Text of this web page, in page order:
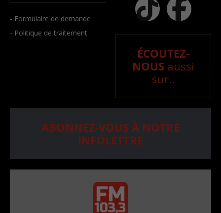
- Formulaire de demande
- Politique de traitement
ÉCOUTEZ-
NOUS aussi
sur..
ABONNEZ-VOUS À NOTRE
INFOLETTRE